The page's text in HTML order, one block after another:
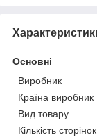
Основні
Виробник
Країна виробник
Вид товару
Кількість сторінок